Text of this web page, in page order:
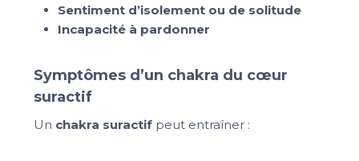
Sentiment d’isolement ou de solitude
Incapacité à pardonner
Symptômes d’un chakra du cœur
suractif
Un chakra suractif peut entraîner :